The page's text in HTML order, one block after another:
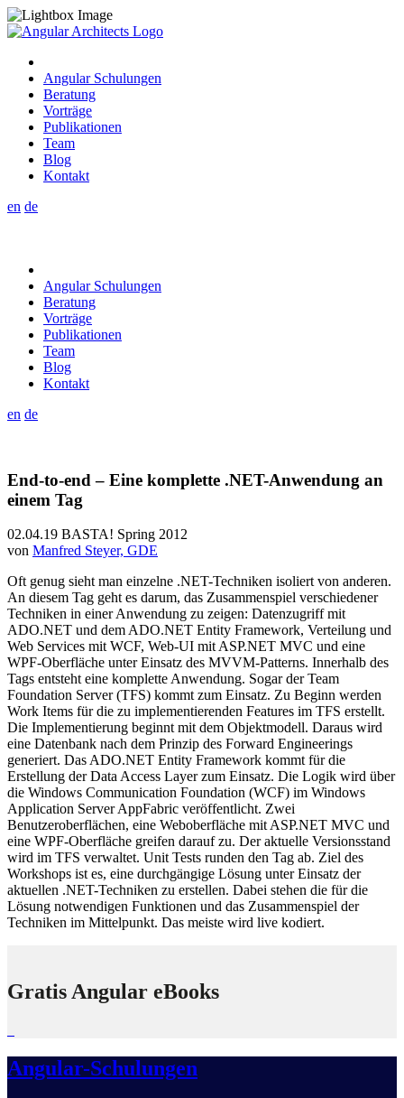
Angular Schulungen
Beratung
Vorträge
Publikationen
Team
Blog
Kontakt
en de
Angular Schulungen
Beratung
Vorträge
Publikationen
Team
Blog
Kontakt
en de
End-to-end – Eine komplette .NET-Anwendung an
einem Tag
02.04.19 BASTA! Spring 2012
von Manfred Steyer, GDE
Oft genug sieht man einzelne .NET-Techniken isoliert von anderen.
An diesem Tag geht es darum, das Zusammenspiel verschiedener
Techniken in einer Anwendung zu zeigen: Datenzugriff mit
ADO.NET und dem ADO.NET Entity Framework, Verteilung und
Web Services mit WCF, Web-UI mit ASP.NET MVC und eine
WPF-Oberfläche unter Einsatz des MVVM-Patterns. Innerhalb des
Tags entsteht eine komplette Anwendung. Sogar der Team
Foundation Server (TFS) kommt zum Einsatz. Zu Beginn werden
Work Items für die zu implementierenden Features im TFS erstellt.
Die Implementierung beginnt mit dem Objektmodell. Daraus wird
eine Datenbank nach dem Prinzip des Forward Engineerings
generiert. Das ADO.NET Entity Framework kommt für die
Erstellung der Data Access Layer zum Einsatz. Die Logik wird über
die Windows Communication Foundation (WCF) im Windows
Application Server AppFabric veröffentlicht. Zwei
Benutzeroberflächen, eine Weboberfläche mit ASP.NET MVC und
eine WPF-Oberfläche greifen darauf zu. Der aktuelle Versionsstand
wird im TFS verwaltet. Unit Tests runden den Tag ab. Ziel des
Workshops ist es, eine durchgängige Lösung unter Einsatz der
aktuellen .NET-Techniken zu erstellen. Dabei stehen die für die
Lösung notwendigen Funktionen und das Zusammenspiel der
Techniken im Mittelpunkt. Das meiste wird live kodiert.
Gratis Angular eBooks
Angular-Schulungen